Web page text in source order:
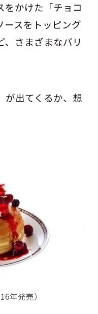
をかけた「チョコ
ースをトッピング
、さまざまなバリ
が出てくるか、想
年発売）